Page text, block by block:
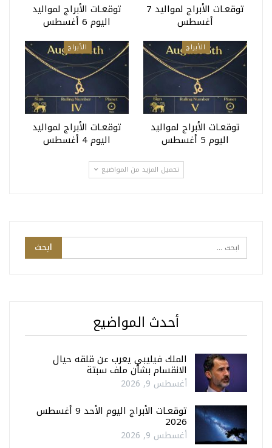
توقعـات الأبراج لمواليد 7
أغسطس
توقعـات الأبراج لمواليد
اليوم 6 أغسطس
الأبراج
توقعـات الأبراج لمواليد
اليوم 5 أغسطس
الأبراج
توقعـات الأبراج لمواليد
اليوم 4 أغسطس
تحميل المزيد من المواضيع
أحدث المواضيع
الملك فيليبي يعرب عن قلقه حيال
الانقسام بشأن ملف سبتة
أغسطس 9, 2026
توقعـات الأبراج اليوم الأحد 9 أغسطس
2026
أغسطس 9, 2026